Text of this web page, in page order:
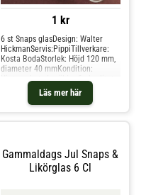
1 kr
Läs mer här
6 st Snaps glasDesign: Walter
HickmanServis:PippiTillverkare:
Kosta BodaStorlek: Höjd 120 mm,
diameter 40 mmKondition:
Vintage betyder äldre fin kvalitet
eller årgång, och används för alla
våra produkter som inte är
Nya/oanvända direkt från
Gammaldags Jul Snaps &
Likörglas 6 Cl